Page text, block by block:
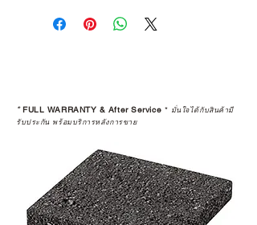
*FULL WARRANTY & After Service * มั่นใจได้กับสินค้ามี
รับประกัน พร้อมบริการหลังการขาย